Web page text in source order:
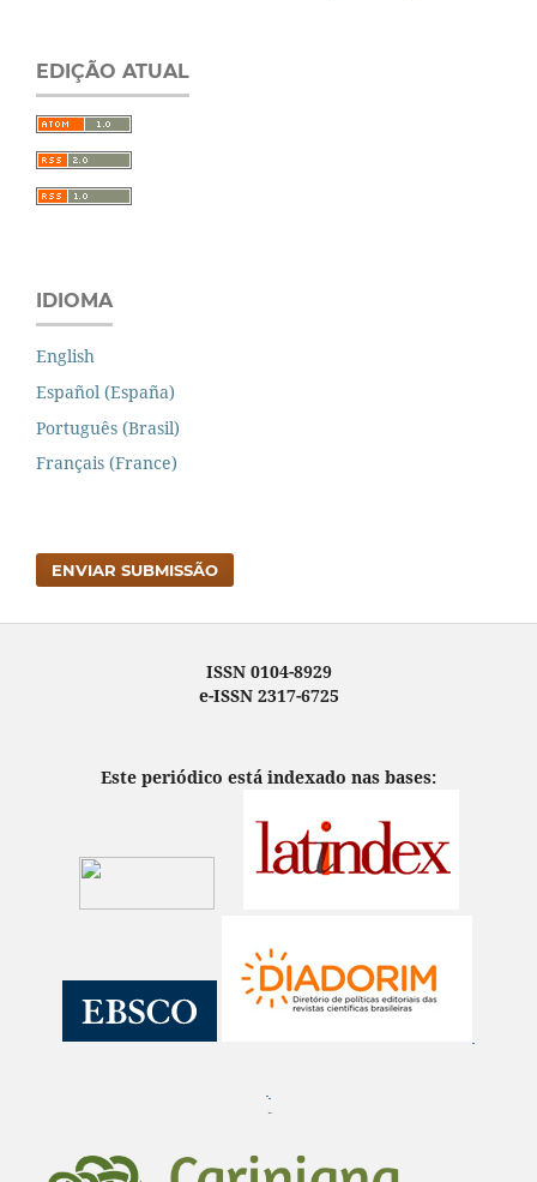
EDIÇÃO ATUAL
IDIOMA
English
Español (España)
Português (Brasil)
Français (France)
ENVIAR SUBMISSÃO
ISSN 0104-8929
e-ISSN 2317-6725
Este periódico está indexado nas bases:
¨